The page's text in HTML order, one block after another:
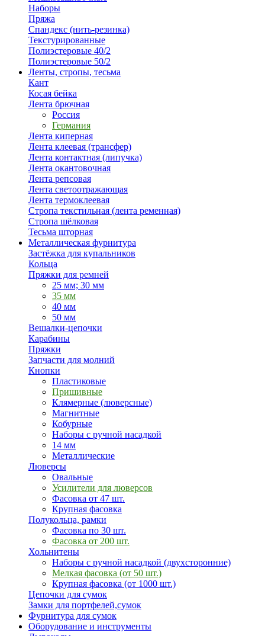
Наборы
Пряжа
Спандекс (нить-резинка)
Текстурированные
Полиэстеровые 40/2
Полиэстеровые 50/2
Ленты, стропы, тесьма
Кант
Косая бейка
Лента брючная
Россия
Германия
Лента киперная
Лента клеевая (трансфер)
Лента контактная (липучка)
Лента окантовочная
Лента репсовая
Лента светоотражающая
Лента термоклеевая
Стропа текстильная (лента ременная)
Стропа шёлковая
Тесьма шторная
Металлическая фурнитура
Застёжка для купальников
Кольца
Пряжки для ремней
25 мм; 30 мм
35 мм
40 мм
50 мм
Вешалки-цепочки
Карабины
Пряжки
Запчасти для молний
Кнопки
Пластиковые
Пришивные
Клямерные (люверсные)
Магнитные
Кобурные
Наборы с ручной насадкой
14 мм
Металлические
Люверсы
Овальные
Усилители для люверсов
Фасовка от 47 шт.
Крупная фасовка
Полукольца, рамки
Фасовка по 30 шт.
Фасовка от 200 шт.
Хольнитены
Наборы с ручной насадкой (двухсторонние)
Мелкая фасовка (от 50 шт.)
Крупная фасовка (от 1000 шт.)
Цепочки для сумок
Замки для портфелей,сумок
Фурнитура для сумок
Оборудование и инструменты